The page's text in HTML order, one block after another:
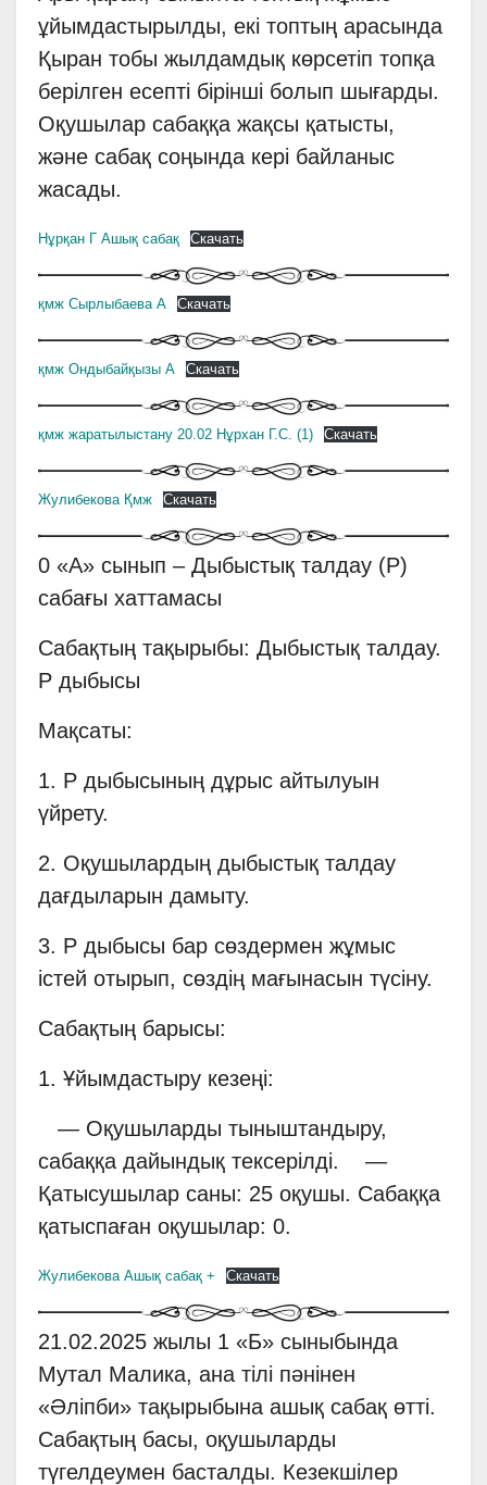
ұйымдастырылды, екі топтың арасында
Қыран тобы жылдамдық көрсетіп топқа
берілген есепті бірінші болып шығарды.
Оқушылар сабаққа жақсы қатысты,
және сабақ соңында кері байланыс
жасады.
Нұрқан Г Ашық сабақ Скачать
қмж Сырлыбаева А Скачать
қмж Ондыбайқызы А Скачать
қмж жаратылыстану 20.02 Нұрхан Г.С. (1) Скачать
Жулибекова Қмж Скачать
0 «А» сынып – Дыбыстық талдау (Р)
сабағы хаттамасы
Сабақтың тақырыбы: Дыбыстық талдау.
Р дыбысы
Мақсаты:
1. Р дыбысының дұрыс айтылуын
үйрету.
2. Оқушылардың дыбыстық талдау
дағдыларын дамыту.
3. Р дыбысы бар сөздермен жұмыс
істей отырып, сөздің мағынасын түсіну.
Сабақтың барысы:
1. Ұйымдастыру кезеңі:
— Оқушыларды тыныштандыру,
сабаққа дайындық тексерілді. —
Қатысушылар саны: 25 оқушы. Сабаққа
қатыспаған оқушылар: 0.
Жулибекова Ашық сабақ + Скачать
21.02.2025 жылы 1 «Б» сыныбында
Мутал Малика, ана тілі пәнінен
«Әліпби» тақырыбына ашық сабақ өтті.
Сабақтың басы, оқушыларды
түгелдеумен басталды. Кезекшілер